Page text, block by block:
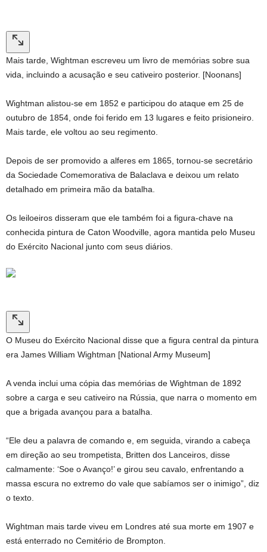
Mais tarde, Wightman escreveu um livro de memórias sobre sua
vida, incluindo a acusação e seu cativeiro posterior. [Noonans]
Wightman alistou-se em 1852 e participou do ataque em 25 de
outubro de 1854, onde foi ferido em 13 lugares e feito prisioneiro.
Mais tarde, ele voltou ao seu regimento.
Depois de ser promovido a alferes em 1865, tornou-se secretário
da Sociedade Comemorativa de Balaclava e deixou um relato
detalhado em primeira mão da batalha.
Os leiloeiros disseram que ele também foi a figura-chave na
conhecida pintura de Caton Woodville, agora mantida pelo Museu
do Exército Nacional junto com seus diários.
O Museu do Exército Nacional disse que a figura central da pintura
era James William Wightman [National Army Museum]
A venda inclui uma cópia das memórias de Wightman de 1892
sobre a carga e seu cativeiro na Rússia, que narra o momento em
que a brigada avançou para a batalha.
“Ele deu a palavra de comando e, em seguida, virando a cabeça
em direção ao seu trompetista, Britten dos Lanceiros, disse
calmamente: ‘Soe o Avanço!’ e girou seu cavalo, enfrentando a
massa escura no extremo do vale que sabíamos ser o inimigo”, diz
o texto.
Wightman mais tarde viveu em Londres até sua morte em 1907 e
está enterrado no Cemitério de Brompton.